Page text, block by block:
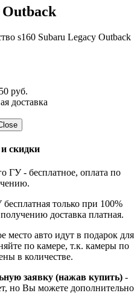
Outback
руб.
доставка
скидки
ГУ - бесплатное, оплата по
только при 100%
доставка платная.
место авто идут в подарок для
по камере, т.к. камеры по
в количестве.
заявку (нажав купить) -
но Вы можете дополнительно